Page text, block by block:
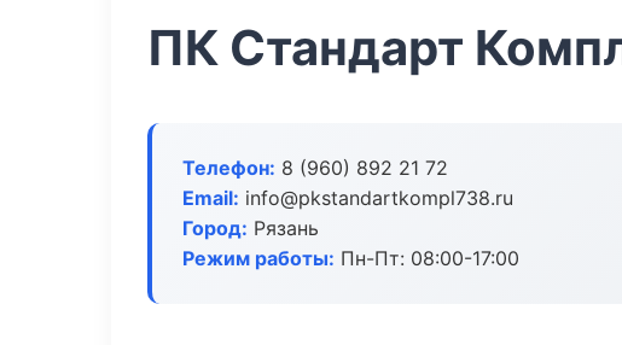
ПК Стандарт
Телефон: 8 (960) 892 21 72
Email: info@pkstandartkompl738.ru
Город: Рязань
Режим работы: Пн-Пт: 08:00-17:00